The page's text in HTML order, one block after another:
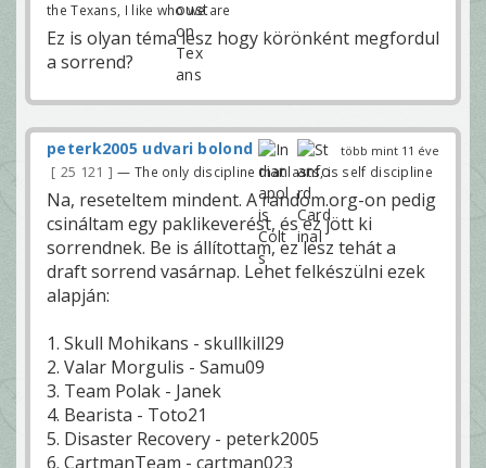
the Texans, I like who we are
Ez is olyan téma lesz hogy körönként megfordul
a sorrend?
több mint 11 éve
peterk2005 udvari bolond
25 121 — The only discipline that lasts, is self discipline
Na, reseteltem mindent. A random.org-on pedig
csináltam egy paklikeverést, és ez jött ki
sorrendnek. Be is állítottam, ez lesz tehát a
draft sorrend vasárnap. Lehet felkészülni ezek
alapján:
1. Skull Mohikans - skullkill29
2. Valar Morgulis - Samu09
3. Team Polak - Janek
4. Bearista - Toto21
5. Disaster Recovery - peterk2005
6. CartmanTeam - cartman023